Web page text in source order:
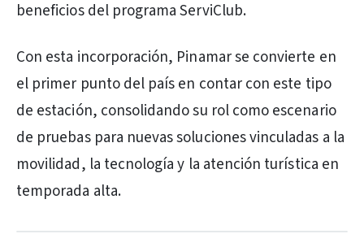
beneficios del programa ServiClub.
Con esta incorporación, Pinamar se convierte en
el primer punto del país en contar con este tipo
de estación, consolidando su rol como escenario
de pruebas para nuevas soluciones vinculadas a la
movilidad, la tecnología y la atención turística en
temporada alta.